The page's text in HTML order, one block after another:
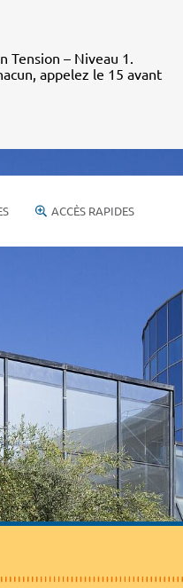
Tension – Niveau 1.
appelez le 15 avant
ACCÈS RAPIDES